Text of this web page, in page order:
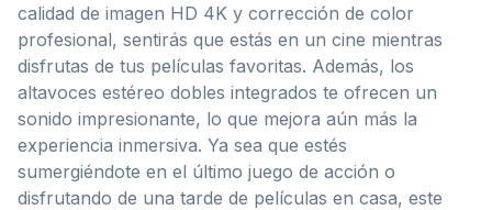
calidad de imagen HD 4K y corrección de color
profesional, sentirás que estás en un cine mientras
disfrutas de tus películas favoritas. Además, los
altavoces estéreo dobles integrados te ofrecen un
sonido impresionante, lo que mejora aún más la
experiencia inmersiva. Ya sea que estés
sumergiéndote en el último juego de acción o
disfrutando de una tarde de películas en casa, este